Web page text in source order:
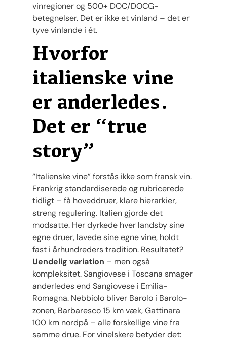
vinregioner og 500+ DOC/DOCG-
betegnelser. Det er ikke et vinland – det er
tyve vinlande i ét.
Hvorfor
italienske vine
er anderledes.
Det er “true
story”
“Italienske vine” forstås ikke som fransk vin.
Frankrig standardiserede og rubricerede
tidligt – få hoveddruer, klare hierarkier,
streng regulering. Italien gjorde det
modsatte. Her dyrkede hver landsby sine
egne druer, lavede sine egne vine, holdt
fast i århundreders tradition. Resultatet?
Uendelig variation – men også
kompleksitet. Sangiovese i Toscana smager
anderledes end Sangiovese i Emilia-
Romagna. Nebbiolo bliver Barolo i Barolo-
zonen, Barbaresco 15 km væk, Gattinara
100 km nordpå – alle forskellige vine fra
samme drue. For vinelskere betyder det: